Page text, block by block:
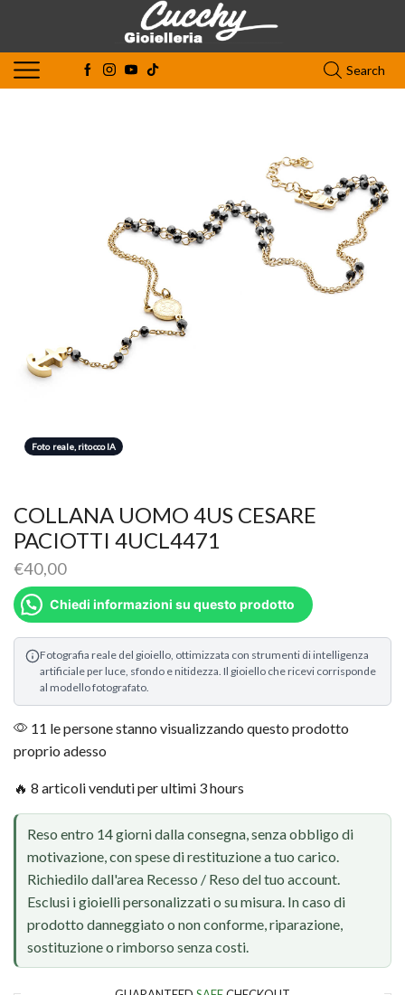
Search
Foto reale, ritocco IA
COLLANA UOMO 4US CESARE
PACIOTTI 4UCL4471
€40,00
Chiedi informazioni su questo prodotto
Fotografia reale del gioiello, ottimizzata con strumenti di intelligenza
artificiale per luce, sfondo e nitidezza. Il gioiello che ricevi corrisponde
al modello fotografato.
11 le persone stanno visualizzando questo prodotto
proprio adesso
🔥 8 articoli venduti per ultimi 3 hours
Reso entro 14 giorni dalla consegna, senza obbligo di
motivazione, con spese di restituzione a tuo carico.
Richiedilo dall'area Recesso / Reso del tuo account.
Esclusi i gioielli personalizzati o su misura. In caso di
prodotto danneggiato o non conforme, riparazione,
sostituzione o rimborso senza costi.